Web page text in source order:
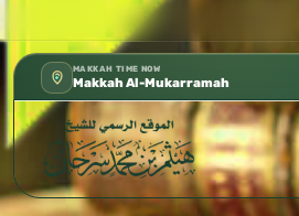
MAKKAH TIME NOW
Makkah Al-Mukarramah